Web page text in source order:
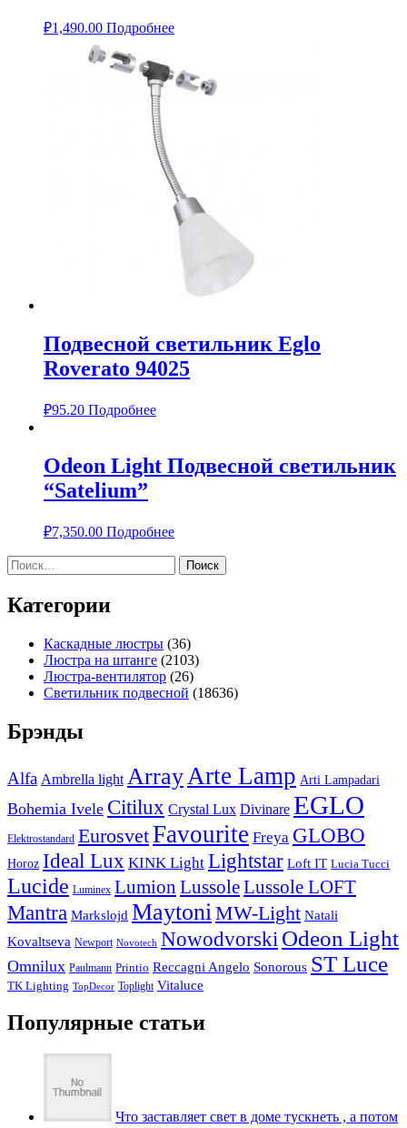
₽1,490.00 Подробнее
Подвесной светильник Eglo
Roverato 94025
₽95.20 Подробнее
Odeon Light Подвесной светильник
“Satelium”
₽7,350.00 Подробнее
Найти:
Категории
Каскадные люстры (36)
Люстра на штанге (2103)
Люстра-вентилятор (26)
Светильник подвесной (18636)
Брэнды
Alfa Ambrella light Array Arte Lamp Arti Lampadari
Bohemia Ivele Citilux Crystal Lux Divinare EGLO
Elektrostandard EurosvetFavourite Freya GLOBO
Horoz Ideal Lux KINK Light Lightstar Loft IT Lucia Tucci
Lucide Luminex Lumion LussoleLussole LOFT
Mantra Markslojd Maytoni MW-Light Natali
Kovaltseva Newport Novotech Nowodvorski Odeon Light
Omnilux Paulmann Printio Reccagni Angelo Sonorous ST Luce
TK Lighting TopDecor Toplight Vitaluce
Популярные статьи
Что заставляет свет в доме тускнеть , а потом